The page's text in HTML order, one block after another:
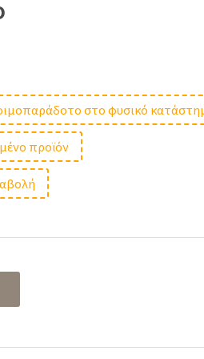
στο φυσικό
προϊόν